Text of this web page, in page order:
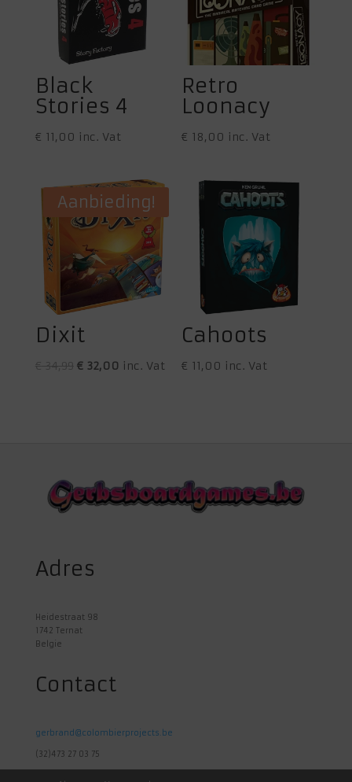
Black
Stories 4
€ 11,00 inc. Vat
Retro
Loonacy
€ 18,00 inc. Vat
Aanbieding!
Dixit
Oorspronkelijke
€32,00Huidige
inc. Vat
Cahoots
€ 11,00 inc. Vat
Adres
Heidestraat 98
1742 Ternat
Belgie
Contact
gerbrand@colombierprojects.be
(32)473 27 03 75